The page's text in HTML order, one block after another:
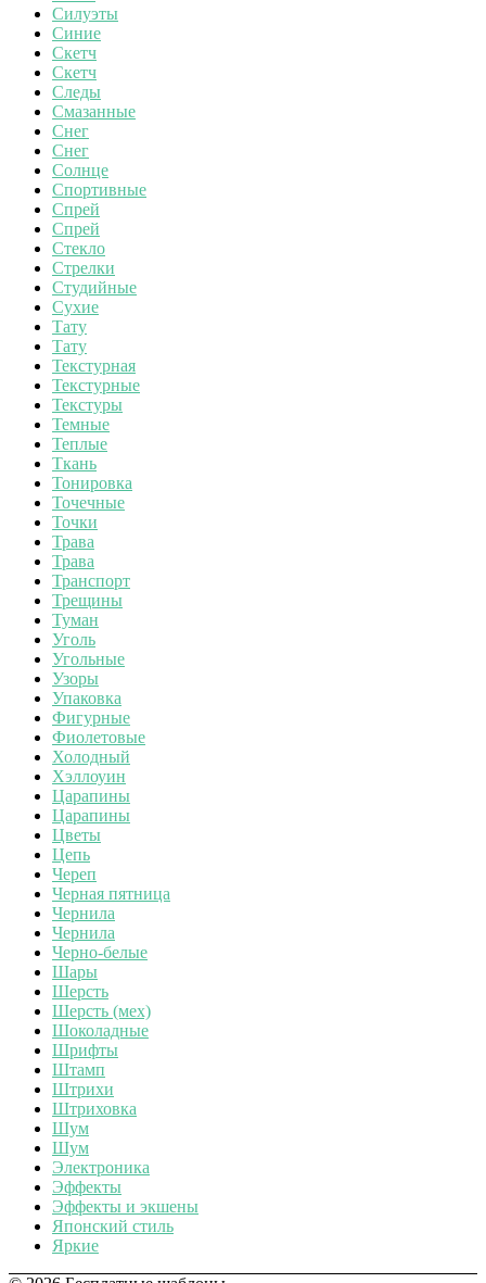
Силуэты
Синие
Скетч
Скетч
Следы
Смазанные
Снег
Снег
Солнце
Спортивные
Спрей
Спрей
Стекло
Стрелки
Студийные
Сухие
Тату
Тату
Текстурная
Текстурные
Текстуры
Темные
Теплые
Ткань
Тонировка
Точечные
Точки
Трава
Трава
Транспорт
Трещины
Туман
Уголь
Угольные
Узоры
Упаковка
Фигурные
Фиолетовые
Холодный
Хэллоуин
Царапины
Царапины
Цветы
Цепь
Череп
Черная пятница
Чернила
Чернила
Черно-белые
Шары
Шерсть
Шерсть (мех)
Шоколадные
Шрифты
Штамп
Штрихи
Штриховка
Шум
Шум
Электроника
Эффекты
Эффекты и экшены
Японский стиль
Яркие